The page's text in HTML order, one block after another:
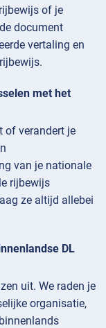
of je
document
vertaling en
met het
of verandert je
van je nationale
rijbewijs
ze altijd allebei
DL
uit. We raden je
organisatie,